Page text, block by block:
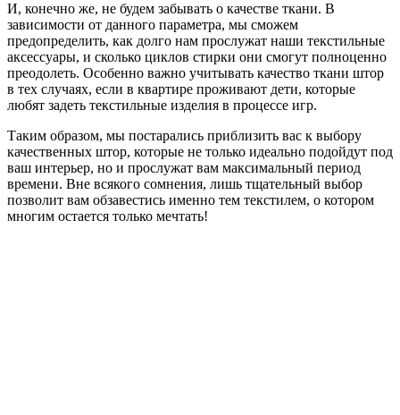
И, конечно же, не будем забывать о качестве ткани. В
зависимости от данного параметра, мы сможем
предопределить, как долго нам прослужат наши текстильные
аксессуары, и сколько циклов стирки они смогут полноценно
преодолеть. Особенно важно учитывать качество ткани штор
в тех случаях, если в квартире проживают дети, которые
любят задеть текстильные изделия в процессе игр.
Таким образом, мы постарались приблизить вас к выбору
качественных штор, которые не только идеально подойдут под
ваш интерьер, но и прослужат вам максимальный период
времени. Вне всякого сомнения, лишь тщательный выбор
позволит вам обзавестись именно тем текстилем, о котором
многим остается только мечтать!